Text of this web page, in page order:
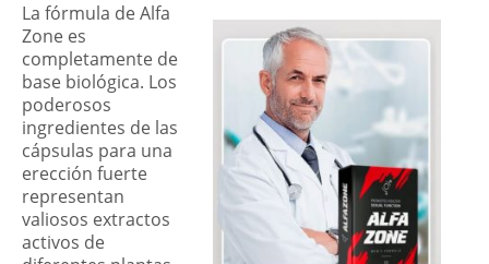
La fórmula de Alfa
Zone es
completamente de
base biológica. Los
poderosos
ingredientes de las
cápsulas para una
erección fuerte
representan
valiosos extractos
activos de